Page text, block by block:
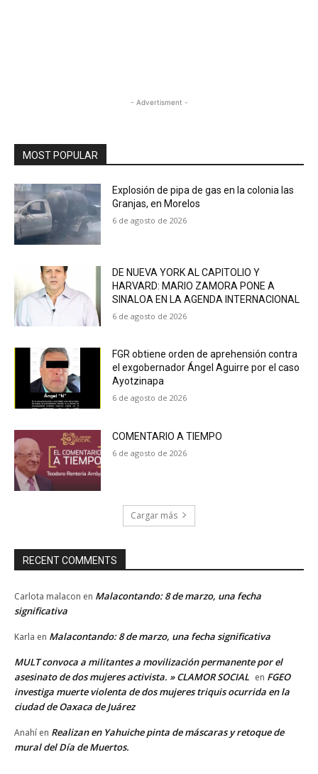
- Advertisment -
MOST POPULAR
Explosión de pipa de gas en la colonia las
Granjas, en Morelos
6 de agosto de 2026
DE NUEVA YORK AL CAPITOLIO Y
HARVARD: MARIO ZAMORA PONE A
SINALOA EN LA AGENDA INTERNACIONAL
6 de agosto de 2026
FGR obtiene orden de aprehensión contra
el exgobernador Ángel Aguirre por el caso
Ayotzinapa
6 de agosto de 2026
COMENTARIO A TIEMPO
6 de agosto de 2026
Cargar más
RECENT COMMENTS
Carlota malacon en Malacontando: 8 de marzo, una fecha
significativa
Karla en Malacontando: 8 de marzo, una fecha significativa
MULT convoca a militantes a movilización permanente por el
asesinato de dos mujeres activista. » CLAMOR SOCIAL en FGEO
investiga muerte violenta de dos mujeres triquis ocurrida en la
ciudad de Oaxaca de Juárez
Anahí en Realizan en Yahuiche pinta de máscaras y retoque de
mural del Día de Muertos.